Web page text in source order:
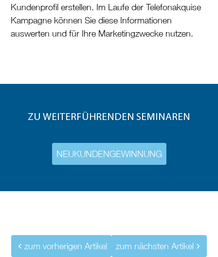
Kundenprofil erstellen. Im Laufe der Telefonakquise
Kampagne können Sie diese Informationen
auswerten und für Ihre Marketingzwecke nutzen.
ZU WEITERFÜHRENDEN SEMINAREN
NEUKUNDENGEWINNUNG
zum vorherigen Artikel zum nächsten Artikel